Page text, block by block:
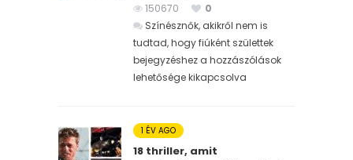
150670
0
Színésznők, akikről nem is
tudtad, hogy fiúként születtek
bejegyzéshez a hozzászólások
lehetősége kikapcsolva
1 ÉV AGO
18 thriller, amit